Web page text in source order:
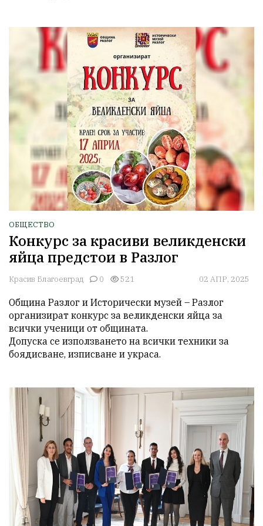
ОБЩЕСТВО
Конкурс за красиви великденски
яйца предстои в Разлог
Красив Благоевград 0 521 02 АПР, 2025
Община Разлог и Исторически музей – Разлог
организират конкурс за великденски яйца за
всички ученици от общината.
Допуска се използването на всички техники за
боядисване, изписване и украса.